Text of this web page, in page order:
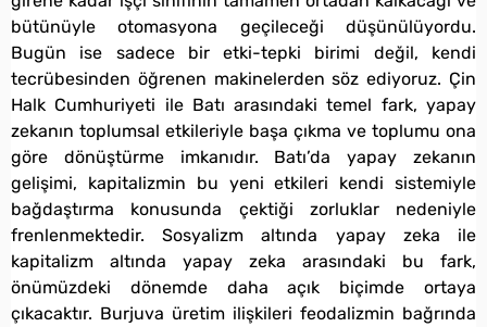
bütünüyle otomasyona geçileceği düşünülüyordu.
Bugün ise sadece bir etki-tepki birimi değil, kendi
tecrübesinden öğrenen makinelerden söz ediyoruz. Çin
Halk Cumhuriyeti ile Batı arasındaki temel fark, yapay
zekanın toplumsal etkileriyle başa çıkma ve toplumu ona
göre dönüştürme imkanıdır. Batı’da yapay zekanın
gelişimi, kapitalizmin bu yeni etkileri kendi sistemiyle
bağdaştırma konusunda çektiği zorluklar nedeniyle
frenlenmektedir. Sosyalizm altında yapay zeka ile
kapitalizm altında yapay zeka arasındaki bu fark,
önümüzdeki dönemde daha açık biçimde ortaya
çıkacaktır. Burjuva üretim ilişkileri feodalizmin bağrında